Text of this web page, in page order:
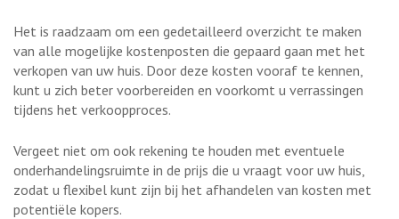
Het is raadzaam om een gedetailleerd overzicht te maken
van alle mogelijke kostenposten die gepaard gaan met het
verkopen van uw huis. Door deze kosten vooraf te kennen,
kunt u zich beter voorbereiden en voorkomt u verrassingen
tijdens het verkoopproces.
Vergeet niet om ook rekening te houden met eventuele
onderhandelingsruimte in de prijs die u vraagt voor uw huis,
zodat u flexibel kunt zijn bij het afhandelen van kosten met
potentiële kopers.